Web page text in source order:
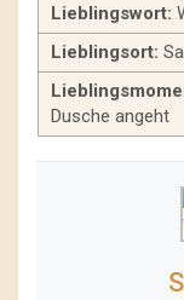
Lieblingswort:
Lieblingsort:
Dusche angeht